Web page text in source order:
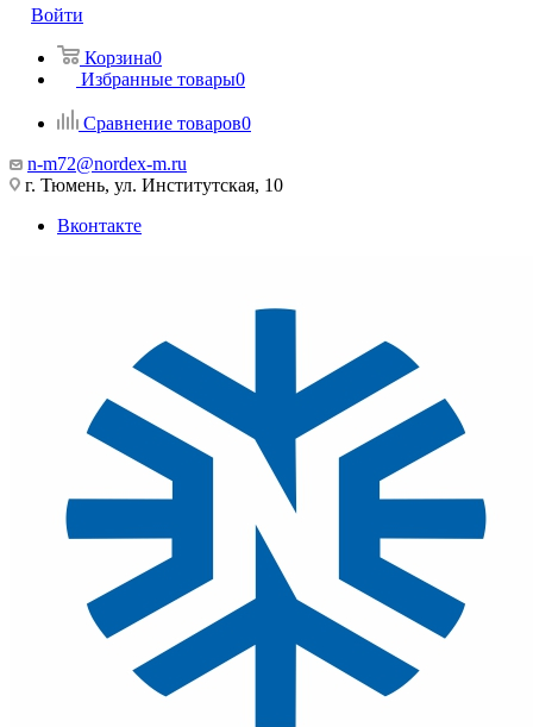
Войти
Корзина0
Избранные товары0
Сравнение товаров0
n-m72@nordex-m.ru
г. Тюмень, ул. Институтская, 10
Вконтакте